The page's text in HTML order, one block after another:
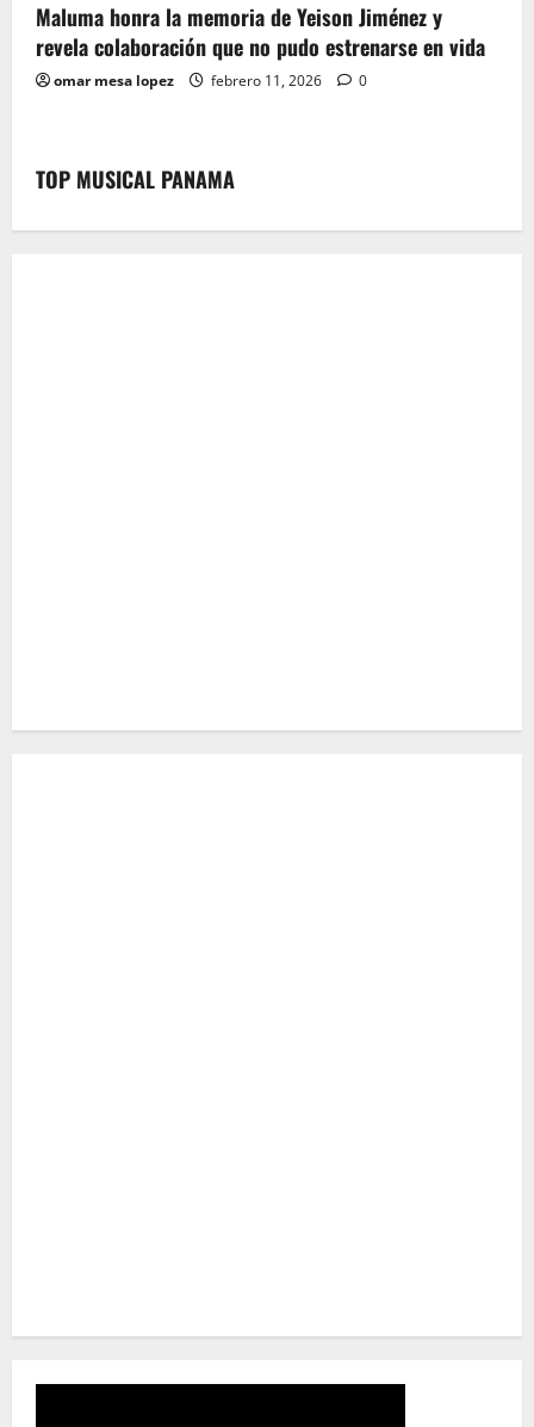
Maluma honra la memoria de Yeison Jiménez y
revela colaboración que no pudo estrenarse en vida
omar mesa lopez febrero 11, 2026 0
TOP MUSICAL PANAMA